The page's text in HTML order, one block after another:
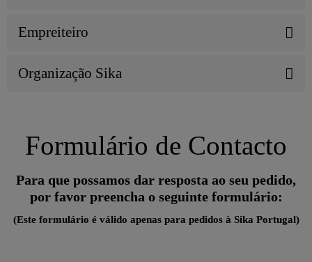
Empreiteiro
Organização Sika
Formulário de Contacto
Para que possamos dar resposta ao seu pedido,
por favor preencha o seguinte formulário:
(Este formulário é válido apenas para pedidos à Sika Portugal)